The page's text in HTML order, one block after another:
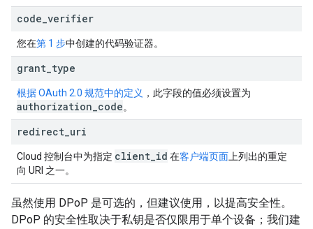
code verifier
您在第 1 步中创建的代码验证器。
grant type
根据 OAuth 2.0 规范中的定义 ，此字段的值必须设置为
authorization code。
redirect uri
Cloud 控制台中为指定 client id 在客户端页面 上列出的重定
向 URI 之一。
虽然使用 DPoP 是可选的，但建议使用，以提高安全性。
DPoP 的安全性取决于私钥是否仅限用于单个设备；我们建